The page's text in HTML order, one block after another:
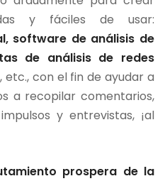
y fáciles de usar:
software de análisis de
de análisis de redes
etc., con el fin de ayudar a
a recopilar comentarios,
y entrevistas, ¡al
prospera de la